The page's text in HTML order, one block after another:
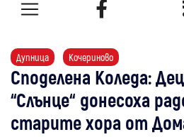
Дупница Кочериново
Споделена Коледа:
“Слънце“ донесоха
старите хора от